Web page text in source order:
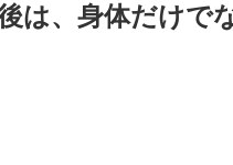
は、身体だけで